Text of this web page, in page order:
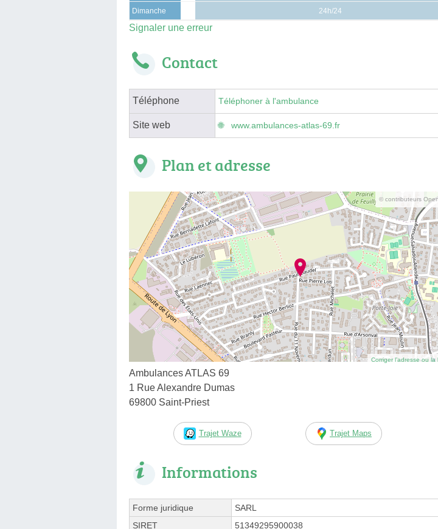
Dimanche 24h/24
Signaler une erreur
Contact
Téléphone Téléphoner à l'ambulance
Site web www.ambulances-atlas-69.fr
Plan et adresse
© contributeurs
Corriger l’adresse ou la
Ambulances ATLAS 69
1 Rue Alexandre Dumas
69800 Saint-Priest
Trajet Waze Trajet Maps
Informations
Forme juridique
SARL
SIRET
51349295900038